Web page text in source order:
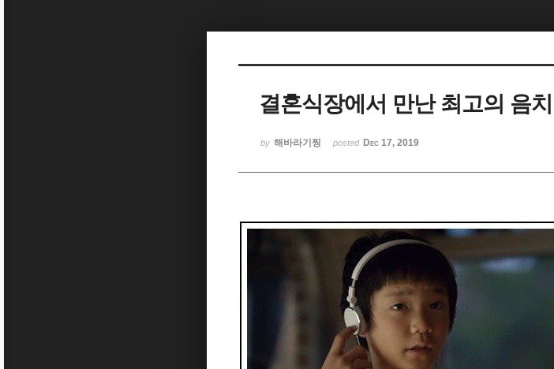
결혼식장에서 만난 최고의 음치
by 해바라기찡 posted Dec 17, 2019
Sketchbook5, 스케치북5
Sketchbook5, 스케치북5